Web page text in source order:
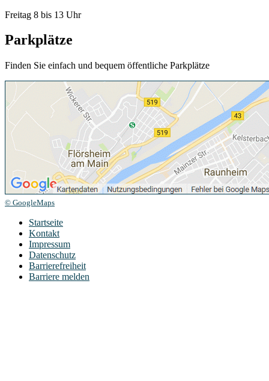
Freitag 8 bis 13 Uhr
Parkplätze
Finden Sie einfach und bequem öffentliche Parkplätze
© GoogleMaps
Startseite
Kontakt
Impressum
Datenschutz
Barrierefreiheit
Barriere melden